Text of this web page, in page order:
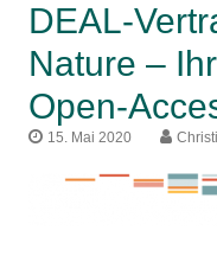
DEAL-
Nature –
Open-
15. Mai 2020